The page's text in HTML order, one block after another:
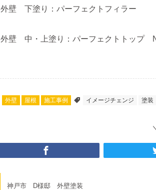
外壁 下塗り：パーフェクトフィラー
外壁 中・上塗り：パーフェクトトップ
外壁 屋根 施工事例 イメージチェンジ 塗装
神戸市 D様邸 外壁塗装